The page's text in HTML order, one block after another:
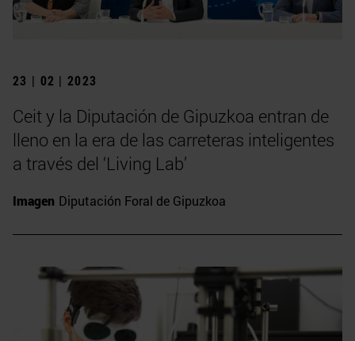
23 | 02 | 2023
Ceit y la Diputación de Gipuzkoa entran de
lleno en la era de las carreteras inteligentes
a través del ‘Living Lab’
Imagen Diputación Foral de Gipuzkoa